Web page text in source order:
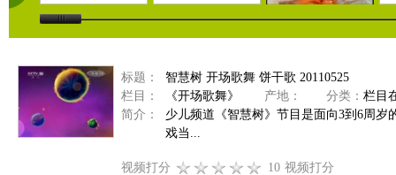
标题：
智慧树 开场歌舞 饼干歌 20110525
栏目：
《开场歌舞》 产地： 分类： 栏目
简介：
少儿频道《智慧树》节目是面向3到6周
戏当...
视频打分 10 视频打分